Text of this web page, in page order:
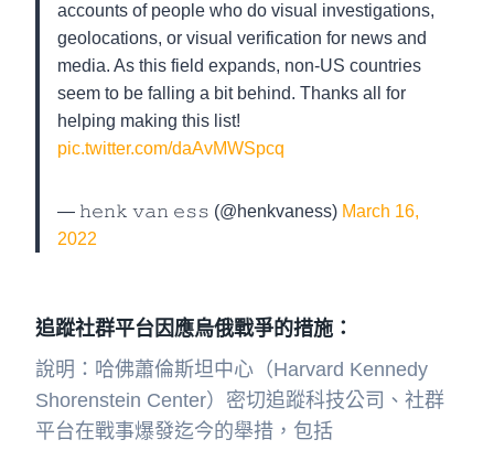
accounts of people who do visual investigations,
geolocations, or visual verification for news and
media. As this field expands, non-US countries
seem to be falling a bit behind. Thanks all for
helping making this list!
pic.twitter.com/daAvMWSpcq
— 𝚑𝚎𝚗𝚔 𝚟𝚊𝚗 𝚎𝚜𝚜 (@henkvaness) March 16,
2022
追蹤社群平台因應烏俄戰爭的措施：
說明：哈佛蕭倫斯坦中心（Harvard Kennedy
Shorenstein Center）密切追蹤科技公司、社群
平台在戰事爆發迄今的舉措，包括